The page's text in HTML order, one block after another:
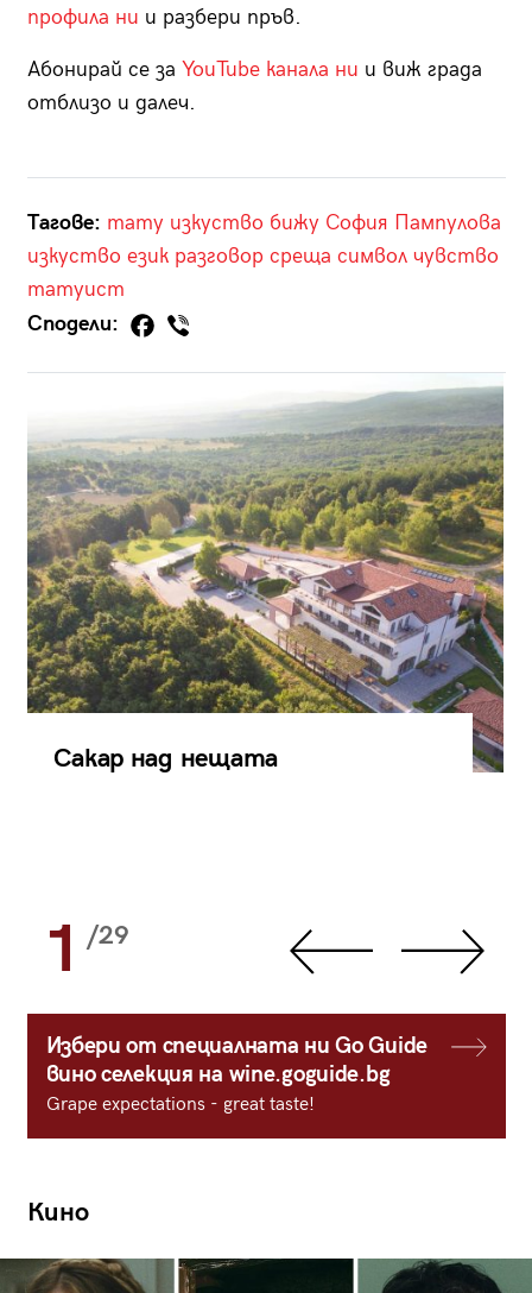
профила ни и разбери пръв.
Абонирай се за YouTube канала ни и виж града
отблизо и далеч.
Тагове: тату изкуство бижу София Пампулова
изкуство език разговор среща символ чувство
татуист
Сподели:
Сакар над нещата
1 /29
Избери от специалната ни Go Guide
вино селекция на wine.goguide.bg
Grape expectations - great taste!
Кино